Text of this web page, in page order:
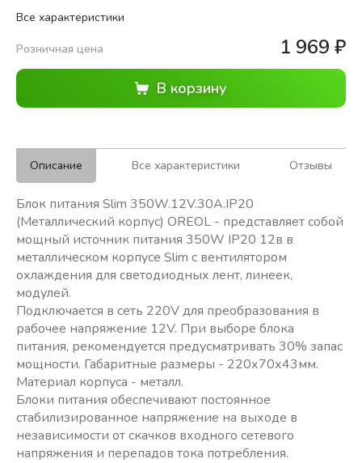
Все характеристики
Розничная цена 1 969 ₽
Описание Все характеристики Отзывы
Блок питания Slim 350W.12V.30A.IP20
(Металлический корпус) OREOL - представляет собой
мощный источник питания 350W IP20 12в в
металлическом корпусе Slim с вентилятором
охлаждения для светодиодных лент, линеек,
модулей.
Подключается в сеть 220V для преобразования в
рабочее напряжение 12V. При выборе блока
питания, рекомендуется предусматривать 30% запас
мощности. Габаритные размеры - 220х70х43мм.
Материал корпуса - металл.
Блоки питания обеспечивают постоянное
стабилизированное напряжение на выходе в
независимости от скачков входного сетевого
напряжения и перепадов тока потребления.